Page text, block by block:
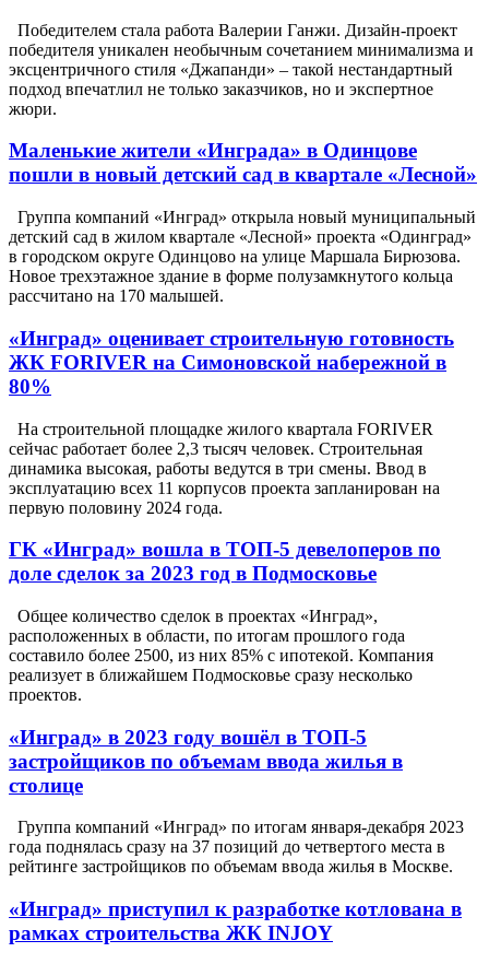
Победителем стала работа Валерии Ганжи. Дизайн-проект
победителя уникален необычным сочетанием минимализма и
эксцентричного стиля «Джапанди» – такой нестандартный
подход впечатлил не только заказчиков, но и экспертное
жюри.
Маленькие жители «Инграда» в Одинцове
пошли в новый детский сад в квартале «Лесной»
Группа компаний «Инград» открыла новый муниципальный
детский сад в жилом квартале «Лесной» проекта «Одинград»
в городском округе Одинцово на улице Маршала Бирюзова.
Новое трехэтажное здание в форме полузамкнутого кольца
рассчитано на 170 малышей.
«Инград» оценивает строительную готовность
ЖК FORIVER на Симоновской набережной в
80%
На строительной площадке жилого квартала FORIVER
сейчас работает более 2,3 тысяч человек. Строительная
динамика высокая, работы ведутся в три смены. Ввод в
эксплуатацию всех 11 корпусов проекта запланирован на
первую половину 2024 года.
ГК «Инград» вошла в ТОП-5 девелоперов по
доле сделок за 2023 год в Подмосковье
Общее количество сделок в проектах «Инград»,
расположенных в области, по итогам прошлого года
составило более 2500, из них 85% с ипотекой. Компания
реализует в ближайшем Подмосковье сразу несколько
проектов.
«Инград» в 2023 году вошёл в ТОП-5
застройщиков по объемам ввода жилья в
столице
Группа компаний «Инград» по итогам января-декабря 2023
года поднялась сразу на 37 позиций до четвертого места в
рейтинге застройщиков по объемам ввода жилья в Москве.
«Инград» приступил к разработке котлована в
рамках строительства ЖК INJOY